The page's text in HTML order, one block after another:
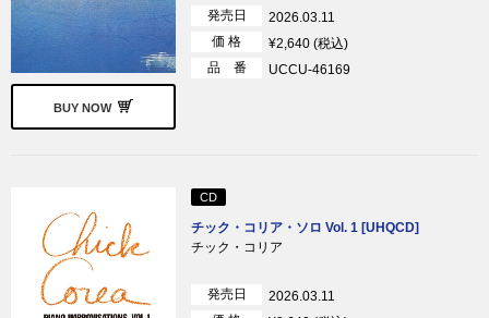
BUY NOW
発売日
2026.03.11
価 格
¥2,640 (税込)
品 番
UCCU-46169
CD
チック・コリア・ソロ Vol. 1 [UHQCD]
チック・コリア
発売日
2026.03.11